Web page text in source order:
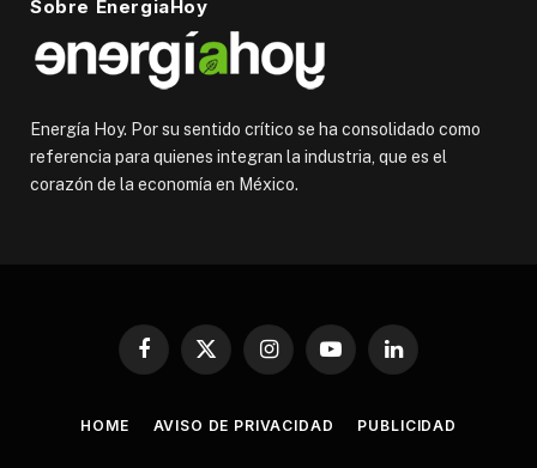
Sobre EnergiaHoy
Energía Hoy. Por su sentido crítico se ha consolidado como
referencia para quienes integran la industria, que es el
corazón de la economía en México.
Facebook
X
InstagramYouTubeLinkedIn
HOME AVISO DE PRIVACIDAD PUBLICIDAD